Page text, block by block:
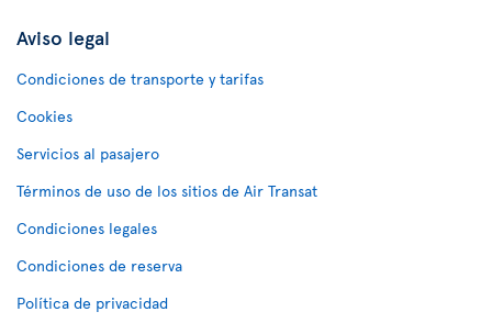
Aviso legal
Condiciones de transporte y tarifas
Cookies
Servicios al pasajero
Términos de uso de los sitios de Air Transat
Condiciones legales
Condiciones de reserva
Política de privacidad